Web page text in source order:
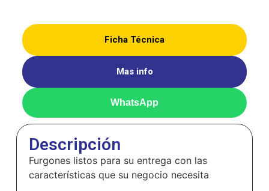
Descripción
Furgones listos para su entrega con las
características que su negocio necesita
Ficha Técnica
Mas info
WhatsApp